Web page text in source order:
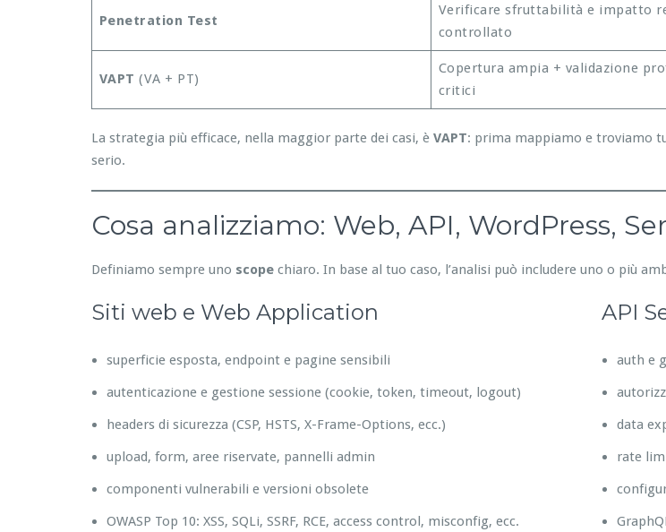
Penetration Test
Verificare sfruttabilità e impatto
controllato
VAPT (VA + PT)
Copertura ampia + validazione
critici
La strategia più efficace, nella maggior parte dei casi, è VAPT: prima mappiamo e troviamo
serio.
Cosa analizziamo: Web, API, WordPress,
Definiamo sempre uno scope chiaro. In base al tuo caso, l’analisi può includere uno o più
Siti web e Web Application
superficie esposta, endpoint e pagine sensibili
autenticazione e gestione sessione (cookie, token, timeout, logout)
headers di sicurezza (CSP, HSTS, X-Frame-Options, ecc.)
upload, form, aree riservate, pannelli admin
componenti vulnerabili e versioni obsolete
OWASP Top 10: XSS, SQLi, SSRF, RCE, access control, misconfig, ecc.
API
auth e
data
rate